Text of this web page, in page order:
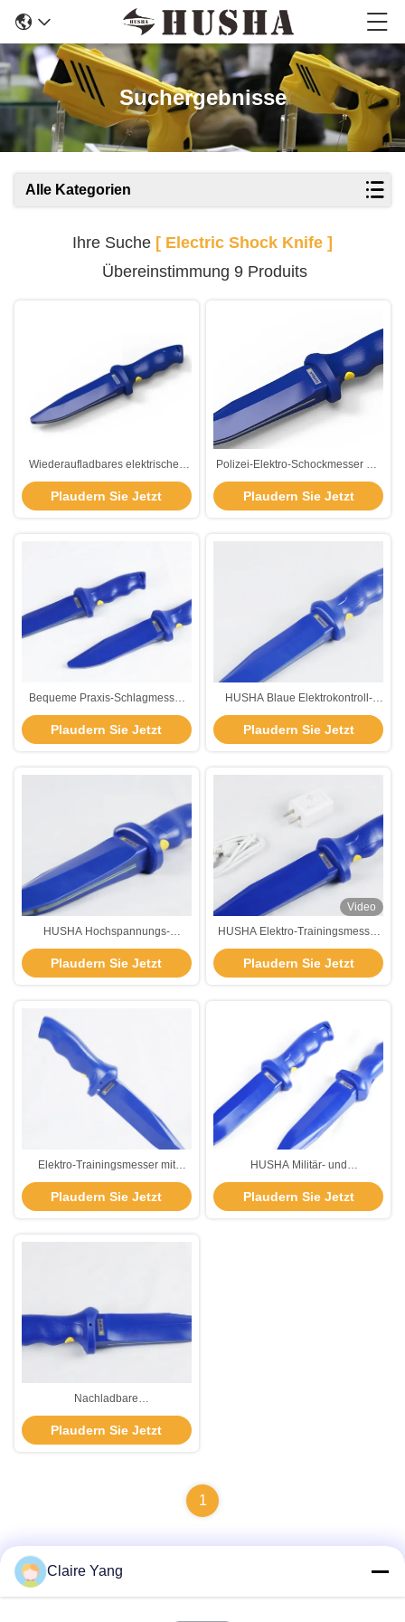
Suchergebnisse
Alle Kategorien
Ihre Suche [ Electric Shock Knife ]
Übereinstimmung 9 Produits
Wiederaufladbares elektrisches
Schlagmesser
Praxistausbildungsschlagmesser
6-10KV Leichtgewicht
Plaudern Sie Jetzt
Polizei-Elektro-Schockmesser mit
Sicherheitsschalter und
allgemeiner Ladebedienung
Plaudern Sie Jetzt
Bequeme Praxis-Schlagmesser
mit Hochspannungs-
Schlagfunktion
Plaudern Sie Jetzt
HUSHA Blaue Elektrokontroll-
Trainingsdolch mit
Hochspannungsbogen,
wiederaufladbarem Akku und
Plaudern Sie Jetzt
HUSHA Hochspannungs-
Schocktrainingsmesser
Wiederaufladbare elektrische
Steuerung Trainingsdolch mit
Plaudern Sie Jetzt
Video
HUSHA Elektro-Trainingsmesser
mit Hochspannungs-Bogen-
Wiederaufladbarer Batterie und
Sicherheitsschalter für die
Plaudern Sie Jetzt
Elektro-Trainingsmesser mit
wiederaufladbarer Batterie für die
Militärpolizei
Plaudern Sie Jetzt
HUSHA Militär- und
Polizeielektronik-Trainingsmesser
mit Hochspannungs-Bogen-
Wiederaufladbare Batterie und
Plaudern Sie Jetzt
Nachladbare
Militärschulungsmesser
Polizeischulungsgeräte mit
Schockfunktion
Plaudern Sie Jetzt
1
Claire Yang